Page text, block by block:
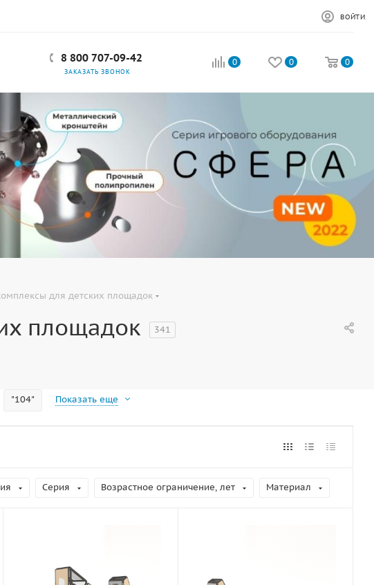
ВОЙТИ
8 800 707-09-42
ЗАКАЗАТЬ ЗВОНОК
0 0 0
для детских площадок
площадок 341
"104" Показать еще
Серия Возрастное ограничение, лет Материал